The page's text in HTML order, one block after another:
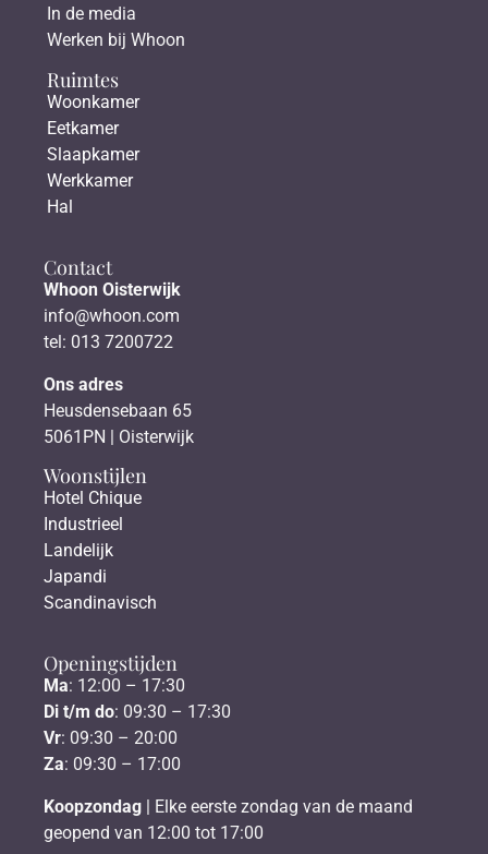
In de media
Werken bij Whoon
Ruimtes
Woonkamer
Eetkamer
Slaapkamer
Werkkamer
Hal
Contact
Whoon Oisterwijk
info@whoon.com
tel: 013 7200722
Ons adres
Heusdensebaan 65
5061PN | Oisterwijk
Woonstijlen
Hotel Chique
Industrieel
Landelijk
Japandi
Scandinavisch
Openingstijden
Ma: 12:00 – 17:30
Di t/m do: 09:30 – 17:30
Vr: 09:30 – 20:00
Za: 09:30 – 17:00
Koopzondag | Elke eerste zondag van de maand
geopend van 12:00 tot 17:00